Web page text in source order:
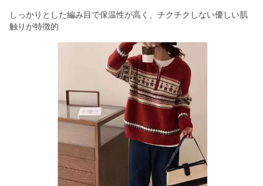
しっかりとした編み目で保温性が高く、チクチクしない優しい肌
触りが特徴的